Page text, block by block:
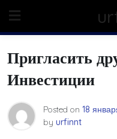
content
Пригласить
Инвестиции
Posted on 18
by urfinnt